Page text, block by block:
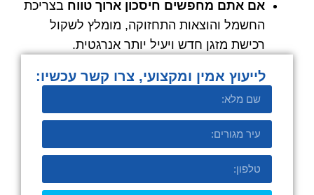
אם אתם מחפשים חיסכון ארוך טווח בצריכת
החשמל והוצאות התחזוקה, מומלץ לשקול
רכישת מזגן חדש ויעיל יותר אנרגטית.
לייעוץ אמין ומקצועי, צרו קשר עכשיו:​